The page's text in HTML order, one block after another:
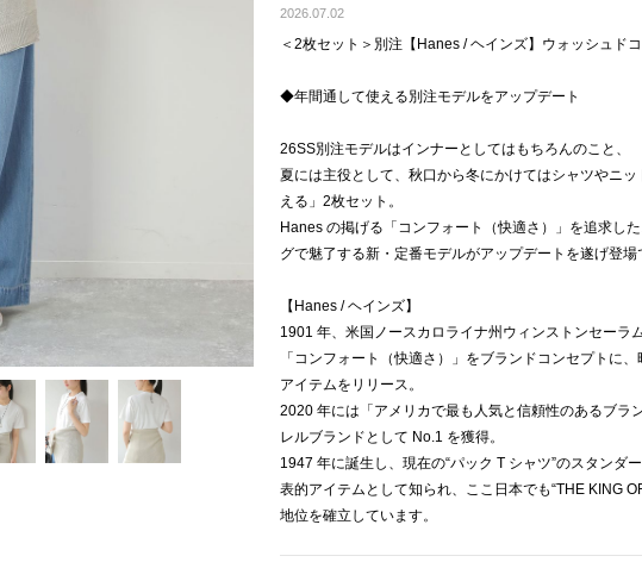
2026.07.02
＜2枚セット＞別注【Hanes / ヘインズ】ウォッシュド
◆年間通して使える別注モデルをアップデート
26SS別注モデルはインナーとしてはもちろんのこと、
夏には主役として、秋口から冬にかけてはシャツやニ
える」2枚セット。
Hanes の掲げる「コンフォート（快適さ）」を追求し
グで魅了する新・定番モデルがアップデートを遂げ登場
【Hanes / ヘインズ】
1901 年、米国ノースカロライナ州ウィンストンセーラム
「コンフォート（快適さ）」をブランドコンセプトに
アイテムをリリース。
2020 年には「アメリカで最も人気と信頼性のあるブラ
レルブランドとして No.1 を獲得。
1947 年に誕生し、現在の“パック T シャツ”のスタンダ
表的アイテムとして知られ、ここ日本でも“THE KING
地位を確立しています。